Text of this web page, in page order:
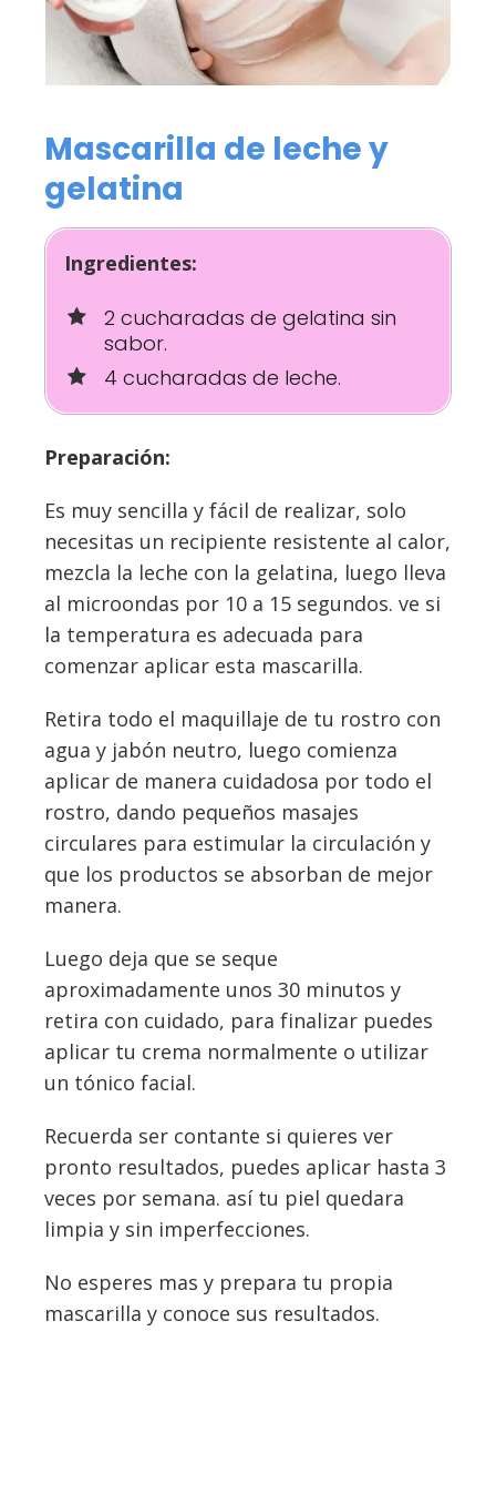
Mascarilla de leche y
gelatina
Ingredientes:
2 cucharadas de gelatina sin
sabor.
4 cucharadas de leche.
Preparación:
Es muy sencilla y fácil de realizar, solo
necesitas un recipiente resistente al calor,
mezcla la leche con la gelatina, luego lleva
al microondas por 10 a 15 segundos. ve si
la temperatura es adecuada para
comenzar aplicar esta mascarilla.
Retira todo el maquillaje de tu rostro con
agua y jabón neutro, luego comienza
aplicar de manera cuidadosa por todo el
rostro, dando pequeños masajes
circulares para estimular la circulación y
que los productos se absorban de mejor
manera.
Luego deja que se seque
aproximadamente unos 30 minutos y
retira con cuidado, para finalizar puedes
aplicar tu crema normalmente o utilizar
un tónico facial.
Recuerda ser contante si quieres ver
pronto resultados, puedes aplicar hasta 3
veces por semana. así tu piel quedara
limpia y sin imperfecciones.
No esperes mas y prepara tu propia
mascarilla y conoce sus resultados.